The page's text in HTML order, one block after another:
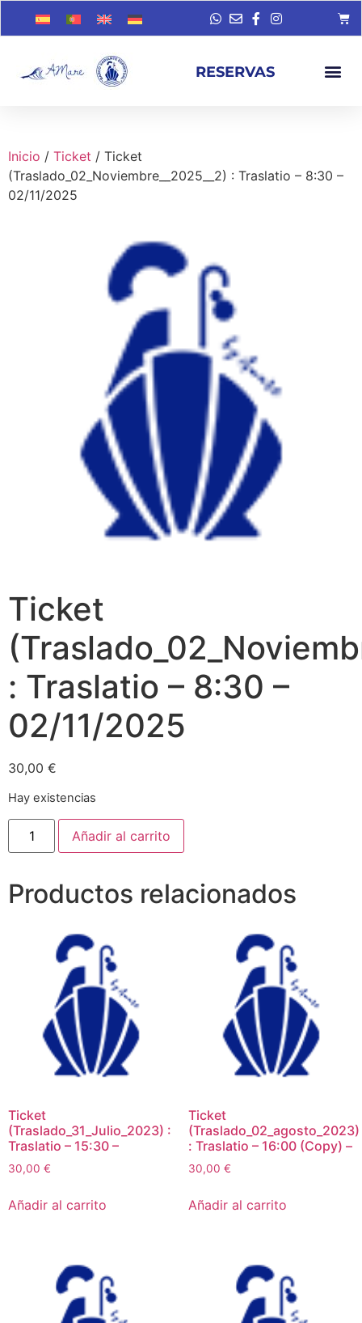
RESERVAS
Inicio / Ticket / Ticket
(Traslado_02_Noviembre__2025__2) : Traslatio – 8:30 –
02/11/2025
Ticket
: Traslatio – 8:30 –
02/11/2025
30,00 €
Hay existencias
Añadir al carrito
Productos relacionados
Ticket
(Traslado_31_Julio_2023) :
Traslatio – 15:30 –
30,00 €
Añadir al carrito
Ticket
(Traslado_02_agosto_2023)
: Traslatio – 16:00 (Copy) –
30,00 €
Añadir al carrito